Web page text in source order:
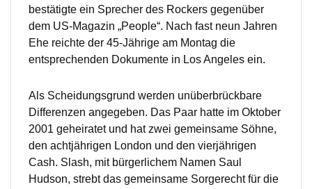
bestätigte ein Sprecher des Rockers gegenüber
dem US-Magazin „People“. Nach fast neun Jahren
Ehe reichte der 45-Jährige am Montag die
entsprechenden Dokumente in Los Angeles ein.
Als Scheidungsgrund werden unüberbrückbare
Differenzen angegeben. Das Paar hatte im Oktober
2001 geheiratet und hat zwei gemeinsame Söhne,
den achtjährigen London und den vierjährigen
Cash. Slash, mit bürgerlichem Namen Saul
Hudson, strebt das gemeinsame Sorgerecht für die